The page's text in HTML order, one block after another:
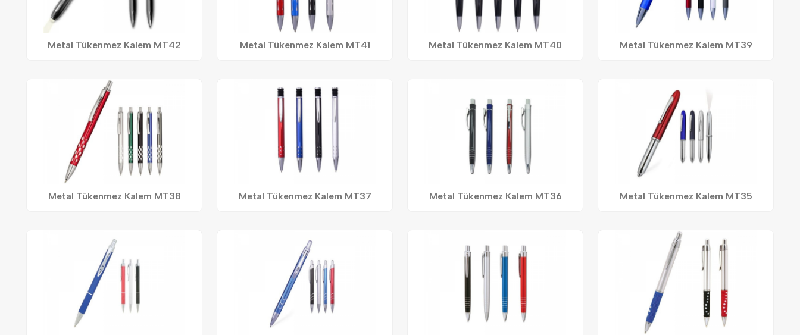
Metal Tükenmez Kalem MT42 Metal Tükenmez Kalem MT41 Metal Tükenmez Kalem MT40 Metal Tükenmez Kalem MT39
Metal Tükenmez Kalem MT38 Metal Tükenmez Kalem MT37 Metal Tükenmez Kalem MT36 Metal Tükenmez Kalem MT35